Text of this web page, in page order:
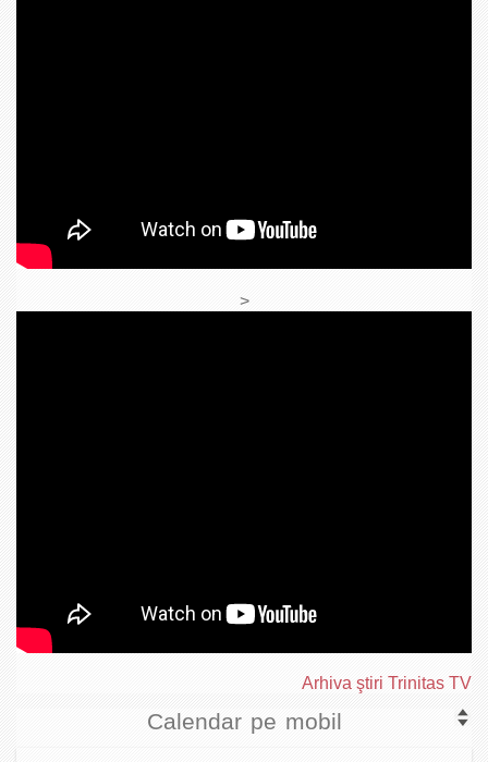
>
Arhiva ştiri Trinitas TV
Calendar pe mobil